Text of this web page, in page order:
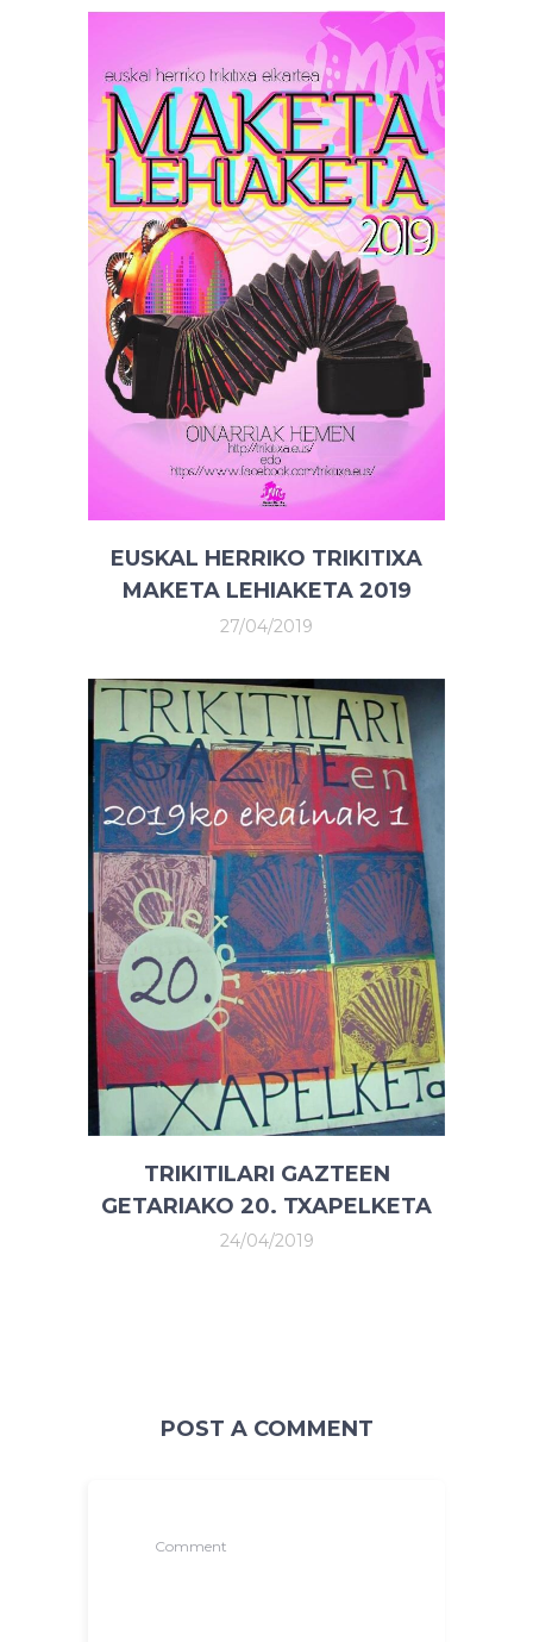
EUSKAL HERRIKO TRIKITIXA
MAKETA LEHIAKETA 2019
27/04/2019
TRIKITILARI GAZTEEN
GETARIAKO 20. TXAPELKETA
24/04/2019
POST A COMMENT